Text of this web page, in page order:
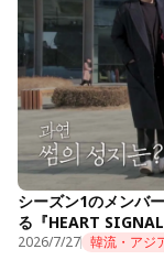
シーズン1のメンバ
る『HEART
2026/7/27 韓流・アジ